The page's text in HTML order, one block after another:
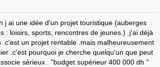
j ai une idée d'un projet touristique (auberges
: loisirs, sports, rencontres de jeunes.) .j'ai déjà
un projet rentable .mais malheureusement
.c'est pourquoi je cherche quelqu'un que peut
sérieux . "budget supérieur 400 000 dh "